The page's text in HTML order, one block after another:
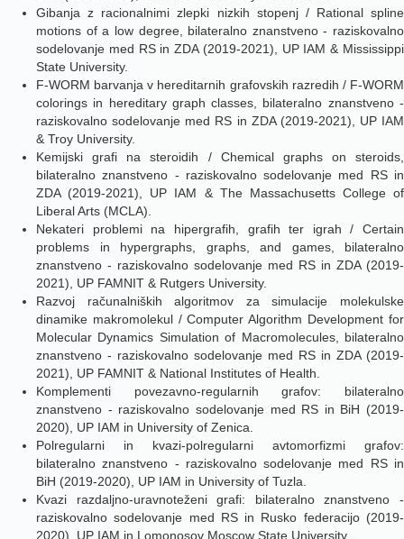
Gibanja z racionalnimi zlepki nizkih stopenj / Rational spline
motions of a low degree, bilateralno znanstveno - raziskovalno
sodelovanje med RS in ZDA (2019-2021), UP IAM & Mississippi
State University.
F-WORM barvanja v hereditarnih grafovskih razredih / F-WORM
colorings in hereditary graph classes, bilateralno znanstveno -
raziskovalno sodelovanje med RS in ZDA (2019-2021), UP IAM
& Troy University.
Kemijski grafi na steroidih / Chemical graphs on steroids,
bilateralno znanstveno - raziskovalno sodelovanje med RS in
ZDA (2019-2021), UP IAM & The Massachusetts College of
Liberal Arts (MCLA).
Nekateri problemi na hipergrafih, grafih ter igrah / Certain
problems in hypergraphs, graphs, and games, bilateralno
znanstveno - raziskovalno sodelovanje med RS in ZDA (2019-
2021), UP FAMNIT & Rutgers University.
Razvoj računalniških algoritmov za simulacije molekulske
dinamike makromolekul / Computer Algorithm Development for
Molecular Dynamics Simulation of Macromolecules, bilateralno
znanstveno - raziskovalno sodelovanje med RS in ZDA (2019-
2021), UP FAMNIT & National Institutes of Health.
Komplementi povezavno-regularnih grafov: bilateralno
znanstveno - raziskovalno sodelovanje med RS in BiH (2019-
2020), UP IAM in University of Zenica.
Polregularni in kvazi-polregularni avtomorfizmi grafov:
bilateralno znanstveno - raziskovalno sodelovanje med RS in
BiH (2019-2020), UP IAM in University of Tuzla.
Kvazi razdaljno-uravnoteženi grafi: bilateralno znanstveno -
raziskovalno sodelovanje med RS in Rusko federacijo (2019-
2020), UP IAM in Lomonosov Moscow State University.